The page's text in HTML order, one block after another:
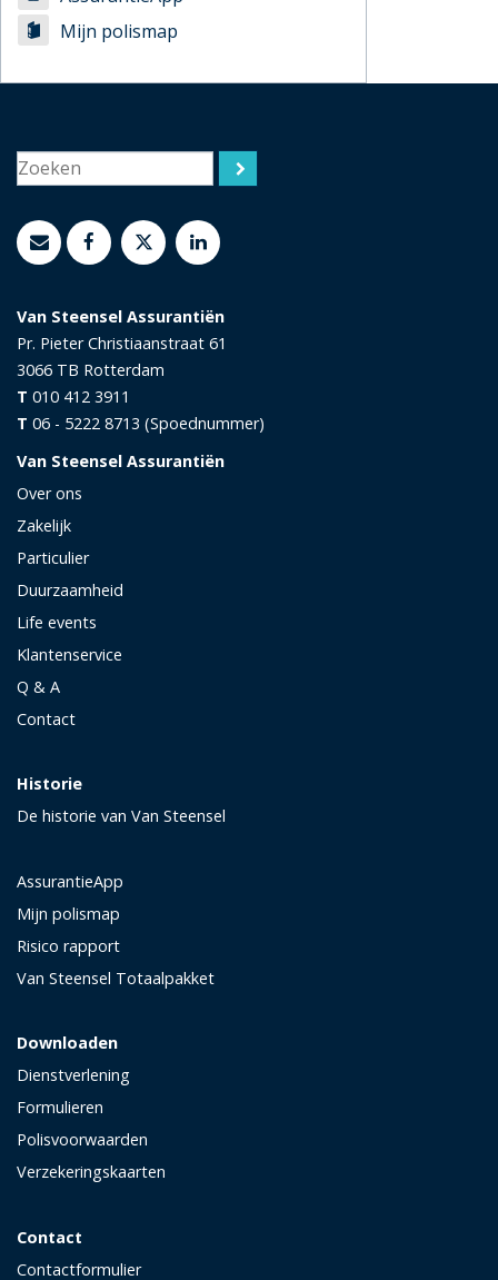
Mijn polismap
Van Steensel Assurantiën
Pr. Pieter Christiaanstraat 61
3066 TB Rotterdam
T 010 412 3911
T 06 - 5222 8713 (Spoednummer)
Van Steensel Assurantiën
Over ons
Zakelijk
Particulier
Duurzaamheid
Life events
Klantenservice
Q & A
Contact
Historie
De historie van Van Steensel
AssurantieApp
Mijn polismap
Risico rapport
Van Steensel Totaalpakket
Downloaden
Dienstverlening
Formulieren
Polisvoorwaarden
Verzekeringskaarten
Contact
Contactformulier